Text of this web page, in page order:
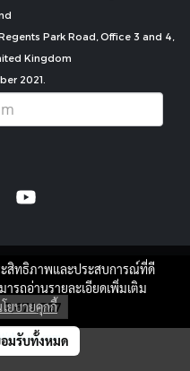
Park Road, Office 3 and 4,
Kingdom
2021.
by
7,671,727
ะสิทธิภาพและประสบการณ์ที่ดี
ารถอ่านรายละเอียดเพิ่มเติม
ยบายคุกกี้
มรับทั้งหมด